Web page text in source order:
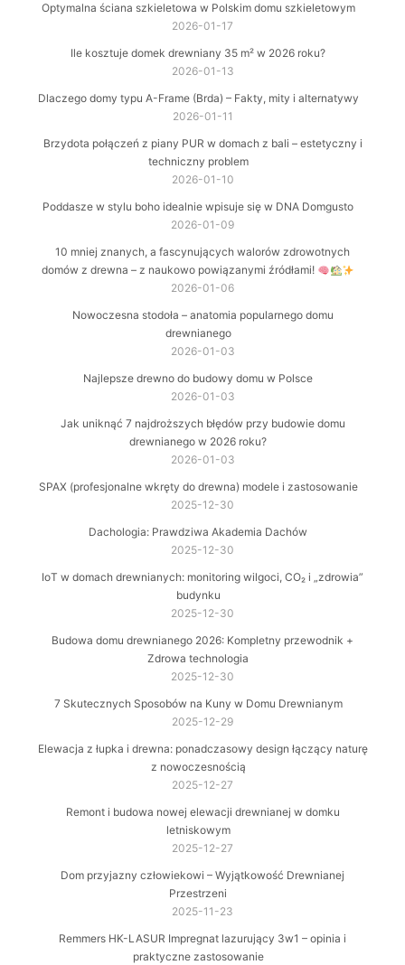
Optymalna ściana szkieletowa w Polskim domu szkieletowym
2026-01-17
Ile kosztuje domek drewniany 35 m² w 2026 roku?
2026-01-13
Dlaczego domy typu A-Frame (Brda) – Fakty, mity i alternatywy
2026-01-11
Brzydota połączeń z piany PUR w domach z bali – estetyczny i
techniczny problem
2026-01-10
Poddasze w stylu boho idealnie wpisuje się w DNA Domgusto
2026-01-09
10 mniej znanych, a fascynujących walorów zdrowotnych
domów z drewna – z naukowo powiązanymi źródłami!
2026-01-06
Nowoczesna stodoła – anatomia popularnego domu
drewnianego
2026-01-03
Najlepsze drewno do budowy domu w Polsce
2026-01-03
Jak uniknąć 7 najdroższych błędów przy budowie domu
drewnianego w 2026 roku?
2026-01-03
SPAX (profesjonalne wkręty do drewna) modele i zastosowanie
2025-12-30
Dachologia: Prawdziwa Akademia Dachów
2025-12-30
IoT w domach drewnianych: monitoring wilgoci, CO₂ i „zdrowia”
budynku
2025-12-30
Budowa domu drewnianego 2026: Kompletny przewodnik +
Zdrowa technologia
2025-12-30
7 Skutecznych Sposobów na Kuny w Domu Drewnianym
2025-12-29
Elewacja z łupka i drewna: ponadczasowy design łączący naturę
z nowoczesnością
2025-12-27
Remont i budowa nowej elewacji drewnianej w domku
letniskowym
2025-12-27
Dom przyjazny człowiekowi – Wyjątkowość Drewnianej
Przestrzeni
2025-11-23
Remmers HK-LASUR Impregnat lazurujący 3w1 – opinia i
praktyczne zastosowanie